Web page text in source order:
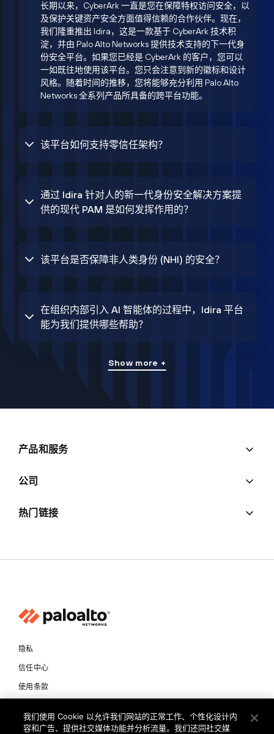
长期以来，CyberArk 一直是您在保障特权访问安全，以
及保护关键资产安全方面值得信赖的合作伙伴。现在，
我们隆重推出 Idira，这是一款基于 CyberArk 技术积
淀，并由 Palo Alto Networks 提供技术支持的下一代身
份安全平台。如果您已经是 CyberArk 的客户，您可以
一如既往地使用该平台。您只会注意到新的徽标和设计
风格。随着时间的推移，您将能够充分利用 Palo Alto
Networks 全系列产品所具备的跨平台功能。
该平台如何支持零信任架构？
通过 Idira 针对人的新一代身份安全解决方案提
供的现代 PAM 是如何发挥作用的？
该平台是否保障非人类身份 (NHI) 的安全？
在组织内部引入 AI 智能体的过程中，Idira 平台
能为我们提供哪些帮助？
Show more +
产品和服务
公司
热门链接
隐私
信任中心
使用条款
我们使用 Cookie 以允许我们网站的正常工作、个性化设计内
容和广告、提供社交媒体功能并分析流量。我们还同社交媒